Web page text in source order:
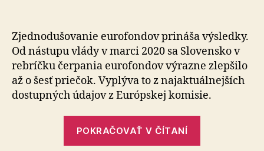
balíkom
ktoré
sa
zaviedli
Zjednodušovanie eurofondov prináša výsledky.
Od nástupu vlády v marci 2020 sa Slovensko v
rebríčku čerpania eurofondov výrazne zlepšilo
až o šesť priečok. Vyplýva to z najaktuálnejších
dostupných údajov z Európskej komisie.
POKRAČOVAŤ V ČÍTANÍ